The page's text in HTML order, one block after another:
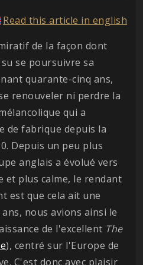
Read this article in english
de la façon dont
su se poursuivre sa
quarante-cinq ans,
renouveler ni perdre la
qui a
de fabrique depuis la
Depuis un peu plus
anglais a évolué vers
et plus calme, le rendant
est que cela ait une
nous avions ainsi le
de l'excellent The
), centré sur l'Europe de
C'est donc avec plaisir